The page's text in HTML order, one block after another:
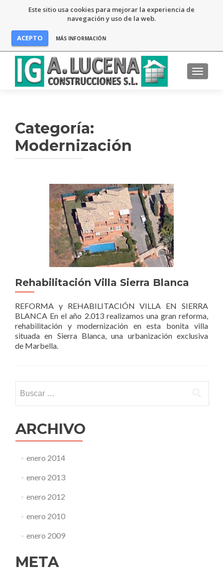
Este sitio usa cookies para mejorar la experiencia de
navegación y uso de la web.
ACEPTO MÁS INFORMACIÓN
Categoría:
Modernización
Rehabilitación Villa Sierra Blanca
REFORMA y REHABILITACIÓN VILLA EN SIERRA
BLANCA En el año 2.013 realizamos una gran reforma,
rehabilitación y modernización en esta bonita villa
situada en Sierra Blanca, una urbanización exclusiva
de Marbella.
ARCHIVO
enero 2014
enero 2013
enero 2012
enero 2010
enero 2009
META